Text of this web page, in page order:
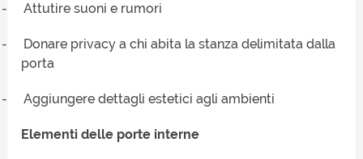
- Attutire suoni e rumori
-
Donare privacy a chi abita la stanza delimitata dalla
porta
- Aggiungere dettagli estetici agli ambienti
Elementi delle porte interne